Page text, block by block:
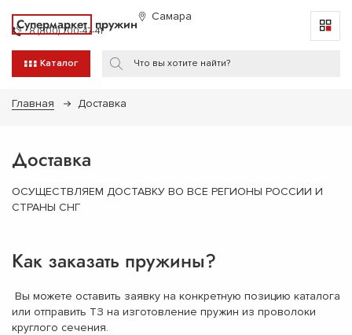
Супермаркет пружин Самара
8 (800) 700-47-41
Каталог
Главная Доставка
Доставка
ОСУЩЕСТВЛЯЕМ ДОСТАВКУ ВО ВСЕ РЕГИОНЫ РОССИИ И
СТРАНЫ СНГ
Как заказать пружины?
Вы можете оставить заявку на конкретную позицию каталога
или отправить ТЗ на изготовление пружин из проволоки
круглого сечения.